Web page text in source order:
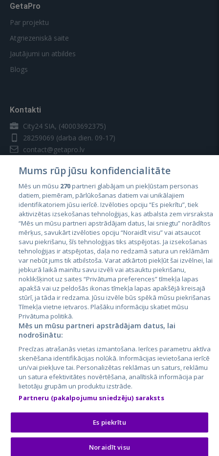
GetaPro
Par projektu
Atgriezeniskā saite
Jautājumi un atbildes
Blogs
Kontakti
City24 SIA, (40003692375)
28259069 (darba dien. 09-17)
contact@getapro.lv
Valstis
Igaunija
Latvija
Lietuva
City24.lv
City24.ee
GetaPro.lv
GetaPro.ee
Skelbiu.lt
Autoplius.lt
Aruodas.lt
CVbankas.lt
Kainos.lt
Paslaugos.lt
auto24.ee
Osta.ee
KuldneBörs.ee
Mums rūp jūsu konfidencialitāte
Mēs un mūsu 270partneri glabājam un piekļūstam personas
datiem, piemēram, pārlūkošanas datiem vai unikālajiem
identifikatoriem jūsu ierīcē. Izvēloties opciju “Es piekrītu”, tiek
aktivizētas izsekošanas tehnoloģijas, kas atbalsta zem virsraksta
“Mēs un mūsu partneri apstrādājam datus, lai sniegtu” norādītos
mērķus, savukārt izvēloties opciju “Noraidīt visu” vai atsaucot
savu piekrišanu, šīs tehnoloģijas tiks atspējotas. Ja izsekošanas
tehnoloģijas ir atspējotas, daļa no redzamā satura un reklāmām
var nebūt jums tik atbilstoša. Varat atkārtoti piekļūt šai izvēlnei, lai
jebkurā laikā mainītu savu izvēli vai atsauktu piekrišanu,
noklikšķinot uz saites “Privātuma preferences” tīmekļa lapas
apakšā vai uz peldošās ikonas tīmekļa lapas apakšējā kreisajā
stūrī, ja tāda ir redzama. Jūsu izvēle būs spēkā mūsu piekrišanas
Tīmekļa vietne ietvaros. Plašāku informāciju skatiet mūsu
Privātuma politikā.
Mēs un mūsu partneri apstrādājam datus, lai
nodrošinātu:
Precīzas atrašanās vietas izmantošana. Ierīces parametru aktīva
skenēšana identifikācijas nolūkā. Informācijas ievietošana ierīcē
un/vai piekļuve tai. Personalizētas reklāmas un saturs, reklāmu
un satura efektivitātes novērtēšana, analītiskā informācija par
lietotāju grupām un produktu izstrāde.
Partneru (pakalpojumu sniedzēju) saraksts
Es piekrītu
Noraidīt visu